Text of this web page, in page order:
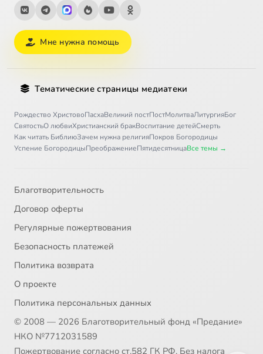
Мне нужна помощь
Тематические страницы медиатеки
Рождество ХристовоПасхаВеликий постПостМолитваЛитургияБог
СвятостьО любвиХристианский бракВоспитание детейСмерть
Как читать БиблиюЗачем нужна религияПокров Богородицы
Успение БогородицыПреображениеПятидесятницаВсе темы →
Благотворительность
Договор оферты
Регулярные пожертвования
Безопасность платежей
Политика возврата
О проекте
Политика персональных данных
© 2008 — 2026 Благотворительный фонд «Предание»
НКО №7712031589
Пожертвование согласно ст.582 ГК РФ. Без налога